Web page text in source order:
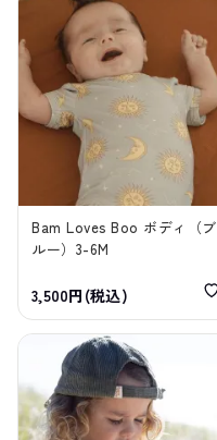
Bam Loves Boo ボディ（ブ
ルー）3-6M
3,500円(税込)